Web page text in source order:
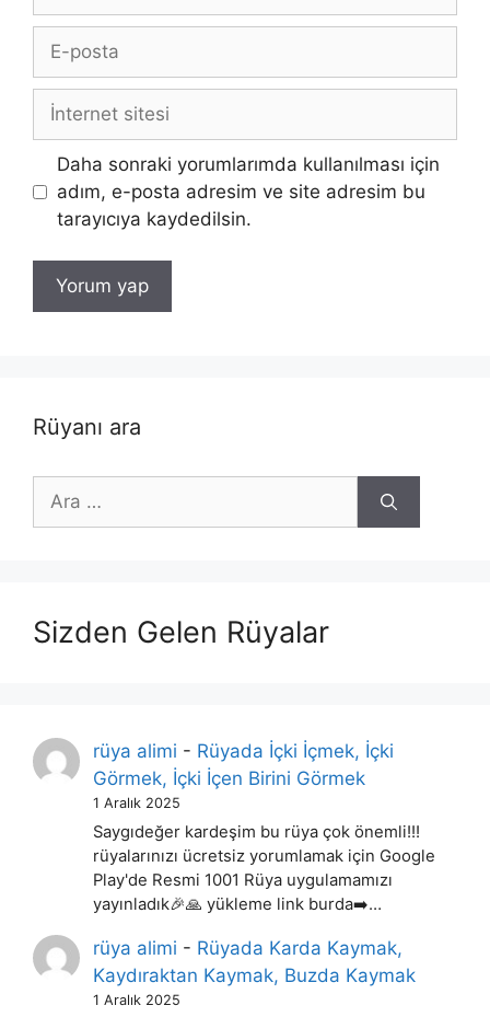
posta
İnternet
sitesi
Daha sonraki yorumlarımda kullanılması için
adım, e-posta adresim ve site adresim bu
tarayıcıya kaydedilsin.
Rüyanı ara
için
Sizden Gelen Rüyalar
rüya alimi - Rüyada İçki İçmek, İçki
Görmek, İçki İçen Birini Görmek
1 Aralık 2025
Saygıdeğer kardeşim bu rüya çok önemli!!!
rüyalarınızı ücretsiz yorumlamak için Google
Play'de Resmi 1001 Rüya uygulamamızı
yayınladık🎉🙏 yükleme link burda➡️…
rüya alimi - Rüyada Karda Kaymak,
Kaydıraktan Kaymak, Buzda Kaymak
1 Aralık 2025